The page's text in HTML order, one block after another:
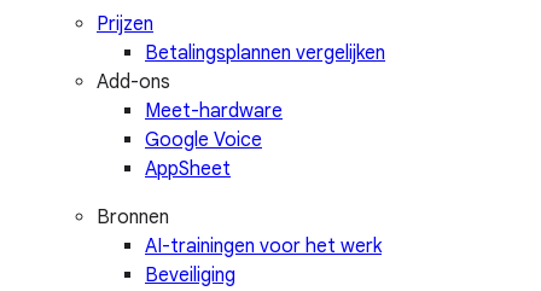
Prijzen
Betalingsplannen vergelijken
Add-ons
Meet-hardware
Google Voice
AppSheet
Bronnen
AI-trainingen voor het werk
Beveiliging